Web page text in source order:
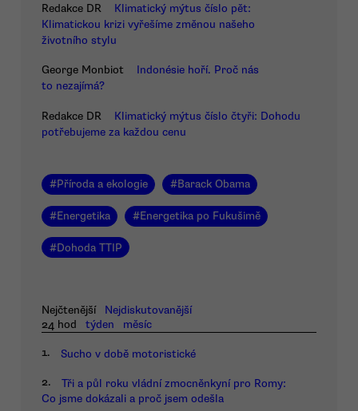
Redakce DR
Klimatický mýtus číslo pět:
Klimatickou krizi vyřešíme změnou našeho
životního stylu
George Monbiot
Indonésie hoří. Proč nás
to nezajímá?
Redakce DR
Klimatický mýtus číslo čtyři: Dohodu
potřebujeme za každou cenu
#Příroda a ekologie #Barack Obama
#Energetika #Energetika po Fukušimě
#Dohoda TTIP
Nejčtenější
Nejdiskutovanější
24 hod
týden měsíc
1. Sucho v době motoristické
2.
Tři a půl roku vládní zmocněnkyní pro Romy:
Co jsme dokázali a proč jsem odešla